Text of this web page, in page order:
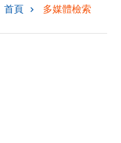
首頁 多媒體檢索